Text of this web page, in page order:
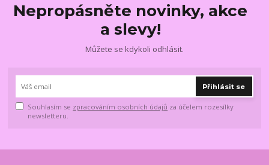
Nepropásněte novinky, akce
a slevy!
Můžete se kdykoli odhlásit.
Přihlásit se
Souhlasím se zpracováním osobních údajů za účelem rozesílky
newsletteru.